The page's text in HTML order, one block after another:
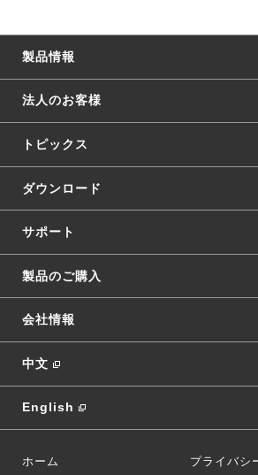
製品情報
法人のお客様
トピックス
ダウンロード
サポート
製品のご購入
会社情報
中文
English
ホーム プライバシ